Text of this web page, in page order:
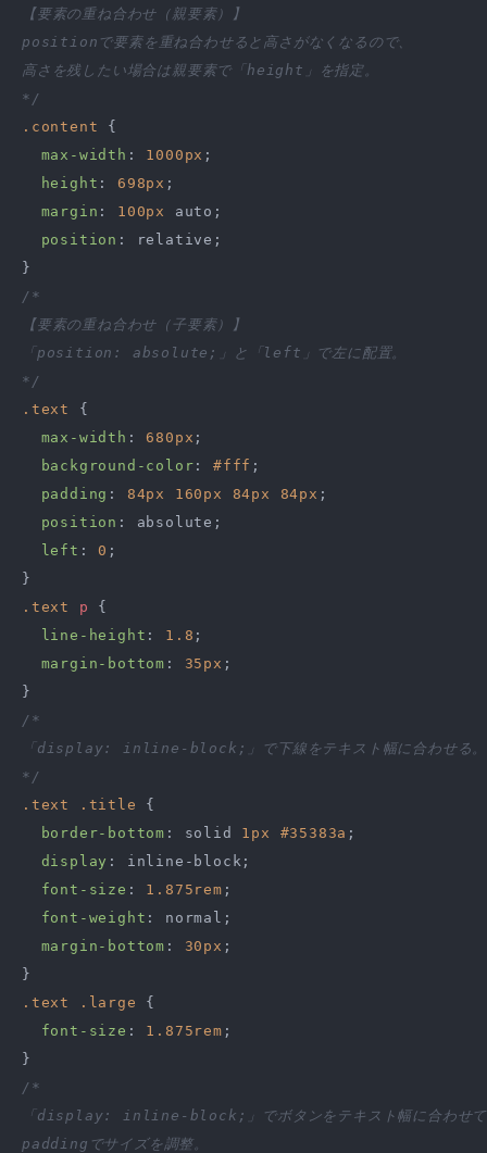
【要素の重ね合わせ（親要素）】
positionで要素を重ね合わせると高さがなくなるので、
高さを残したい場合は親要素で「height」を指定。
*/
.content {
max-width : 1000px ;
height : 698px ;
margin : 100px
auto;
position : relative;
/*
【要素の重ね合わせ（子要素）】
「position: absolute;」と「left」で左に配置。
*/
.text
{
max-width : 680px ;
background-color : #fff ;
padding : 84px 160px 84px 84px ;
position : absolute;
left : 0 ;
.text
p
{
line-height : 1.8 ;
margin-bottom : 35px ;
/*
「display: inline-block;」で下線をテキスト幅に合わせる。
*/
.text
.title
{
border-bottom : solid 1px #35383a ;
display : inline-block;
font-size : 1.875rem ;
font-weight : normal;
margin-bottom : 30px ;
.text
.large
{
font-size : 1.875rem ;
/*
「display: inline-block;」でボタンをテキスト幅に合わせて
paddingでサイズを調整。